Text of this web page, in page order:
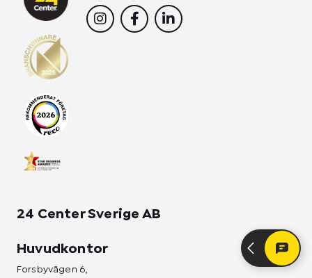
I
n
F
a
L
i
24 Center Sverige AB
Huvudkontor
Forsbyvägen 6,